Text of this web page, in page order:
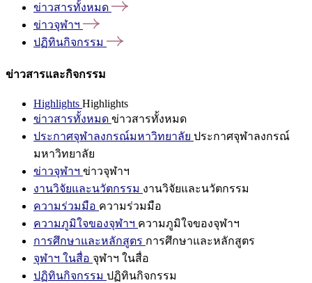
ข่าวสารทั้งหมด
ข่าวจุฬาฯ
ปฏิทินกิจกรรม
ข่าวสารและกิจกรรม
Highlights Highlights
ข่าวสารทั้งหมด ข่าวสารทั้งหมด
ประกาศจุฬาลงกรณ์มหาวิทยาลัย ประกาศจุฬาลงกรณ์
มหาวิทยาลัย
ข่าวจุฬาฯ ข่าวจุฬาฯ
งานวิจัยและนวัตกรรม งานวิจัยและนวัตกรรม
ความร่วมมือ ความร่วมมือ
ความภูมิใจของจุฬาฯ ความภูมิใจของจุฬาฯ
การศึกษาและหลักสูตร การศึกษาและหลักสูตร
จุฬาฯ ในสื่อ จุฬาฯ ในสื่อ
ปฏิทินกิจกรรม ปฏิทินกิจกรรม